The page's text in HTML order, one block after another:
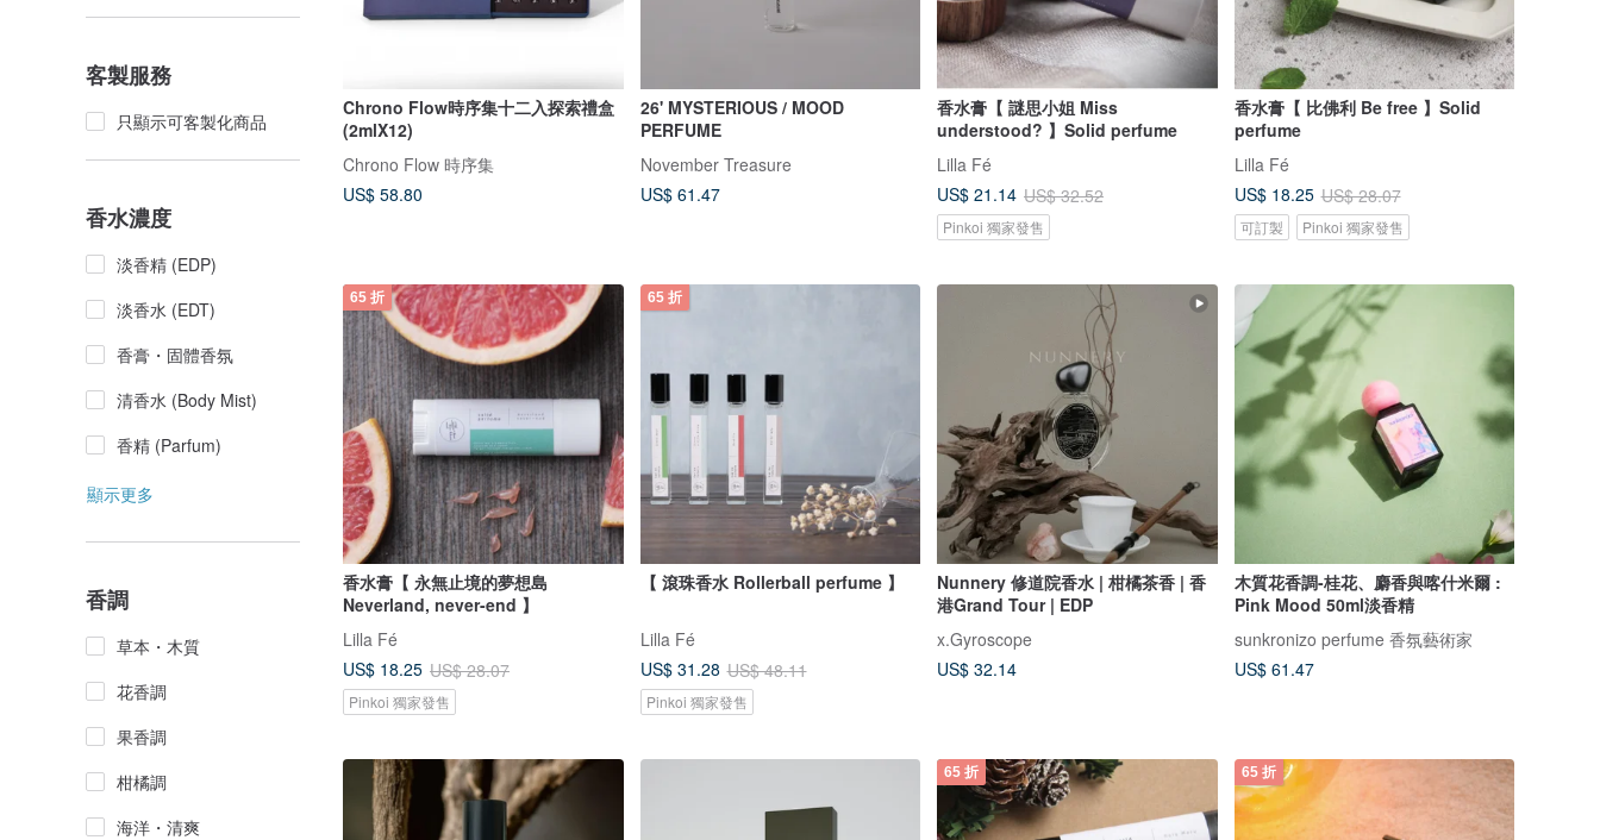
客製服務
只顯示可客製化商品
香水濃度
淡香精 (EDP)
淡香水 (EDT)
香膏・固體香氛
清香水 (Body Mist)
香精 (Parfum)
顯示更多
香調
草本・木質
花香調
果香調
柑橘調
海洋・清爽
Chrono Flow時序集十二入探索禮盒
(2mlX12)
Chrono Flow 時序集
US$ 58.80
26' MYSTERIOUS / MOOD
PERFUME
November Treasure
US$ 61.47
香水膏【 謎思小姐 Miss
understood? 】Solid perfume
Lilla Fé
US$ 21.14 US$ 32.52
Pinkoi 獨家發售
香水膏【 比佛利 Be free 】Solid
perfume
Lilla Fé
US$ 18.25 US$ 28.07
可訂製 Pinkoi 獨家發售
65 折
香水膏【 永無止境的夢想島
Neverland, never-end 】
Lilla Fé
US$ 18.25 US$ 28.07
Pinkoi 獨家發售
65 折
【 滾珠香水 Rollerball perfume 】
Lilla Fé
US$ 31.28 US$ 48.11
Pinkoi 獨家發售
Nunnery 修道院香水 | 柑橘茶香 | 香
港Grand Tour | EDP
x.Gyroscope
US$ 32.14
木質花香調-桂花、麝香與喀什米爾 :
Pink Mood 50ml淡香精
sunkronizo perfume 香氛藝術家
US$ 61.47
65 折 65 折